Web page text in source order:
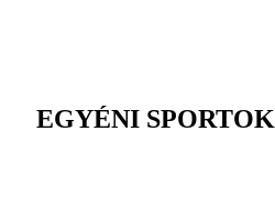
EGYÉNI SPORTOK